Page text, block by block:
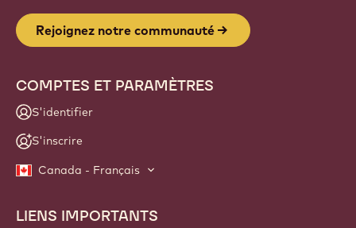
Rejoignez notre communauté
COMPTES ET PARAMÈTRES
S'identifier
S'inscrire
Canada - Français
Footer
LIENS IMPORTANTS